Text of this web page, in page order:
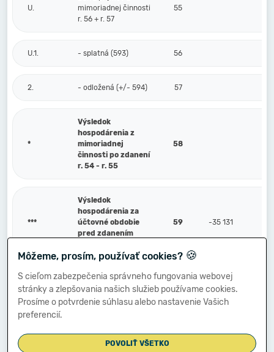
U.
mimoriadnej činnosti
r. 56 + r. 57
55
U.1. - splatná (593) 56
2. - odložená (+/- 594) 57
*
Výsledok
hospodárenia z
mimoriadnej
činnosti po zdanení
r. 54 - r. 55
58
***
Výsledok
hospodárenia za
účtovné obdobie
pred zdanením
59 -35 131
V.
Prevod podielov na
výsledku
hospodárenia
60
Môžeme, prosím, používať cookies? 🍪
S cieľom zabezpečenia správneho fungovania webovej
stránky a zlepšovania našich služieb používame cookies.
Prosíme o potvrdenie súhlasu alebo nastavenie Vašich
preferencií.
POVOLIŤ VŠETKO